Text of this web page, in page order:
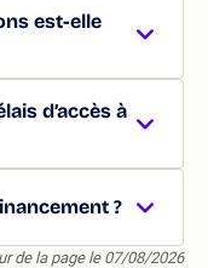
est-elle
d’accès à
?
de la page le 07/08/2026